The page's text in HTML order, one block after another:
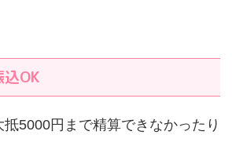
OK
5000円まで精算できなかったり